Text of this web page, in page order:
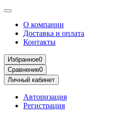
О компании
Доставка и оплата
Контакты
Избранное0
Сравнение0
Личный кабинет
Авторизация
Регистрация